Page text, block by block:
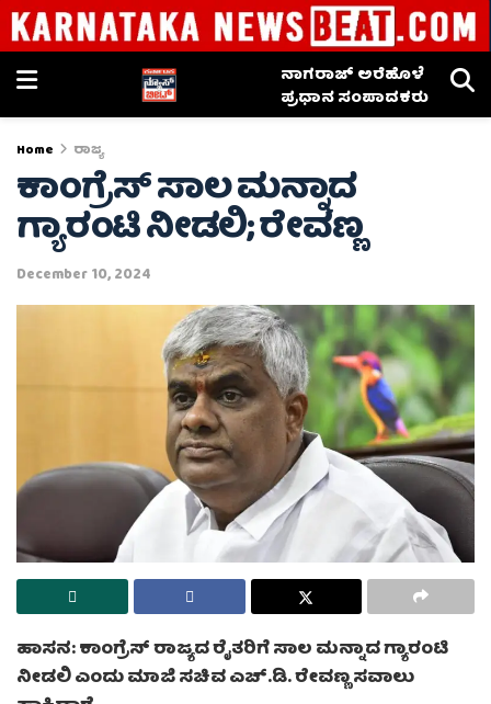
ನಾಗರಾಜ್ ಅರೆಹೊಳೆ
ಪ್ರಧಾನ ಸಂಪಾದಕರು
Home ರಾಜ್ಯ
ಕಾಂಗ್ರೆಸ್ ಸಾಲ ಮನ್ನಾದ
ಗ್ಯಾರಂಟಿ ನೀಡಲಿ; ರೇವಣ್ಣ
December 10, 2024
ಹಾಸನ: ಕಾಂಗ್ರೆಸ್ ರಾಜ್ಯದ ರೈತರಿಗೆ ಸಾಲ ಮನ್ನಾದ ಗ್ಯಾರಂಟಿ
ನೀಡಲಿ ಎಂದು ಮಾಜಿ ಸಚಿವ ಎಚ್.ಡಿ. ರೇವಣ್ಣ ಸವಾಲು